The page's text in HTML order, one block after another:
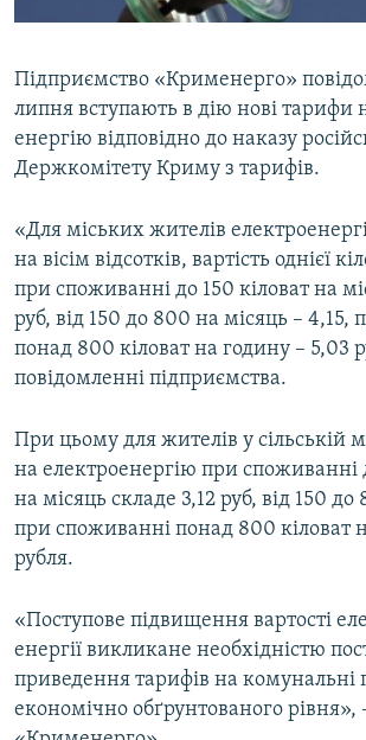
СВІДЧЕННЯ ОКУПАЦІЇ
ІНФОГРАФІКА
Qırımtatar
ДОЛУЧАЙСЯ!
Підприємство «Крименерго»
липня вступають в дію нові тарифи
енергію відповідно до наказу
Держкомітету Криму з тарифів.
«Для міських жителів
на вісім відсотків, вартість однієї
при споживанні до 150 кіловат на
руб, від 150 до 800 на місяць – 4,15,
понад 800 кіловат на годину – 5,03
повідомленні підприємства.
При цьому для жителів у сільській
на електроенергію при споживанні
на місяць складе 3,12 руб, від 150 до
при споживанні понад 800 кіловат
рубля.
«Поступове підвищення вартості
енергії викликане необхідністю
приведення тарифів на комунальні
економічно обґрунтованого